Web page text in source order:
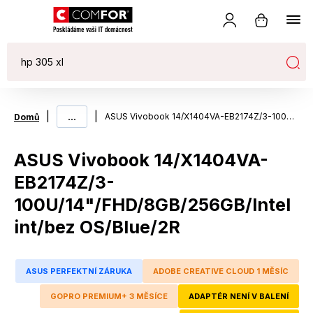
Domů ... ASUS Vivobook 14/X1404VA-EB2174Z/3-100U/14"/FHD/8GB/256GB/Intel int/bez OS/Blue/2R
ASUS Vivobook 14/X1404VA-
EB2174Z/3-
100U/14"/FHD/8GB/256GB/Intel
int/bez OS/Blue/2R
ASUS PERFEKTNÍ ZÁRUKA ADOBE CREATIVE CLOUD 1 MĚSÍC
GOPRO PREMIUM+ 3 MĚSÍCE ADAPTÉR NENÍ V BALENÍ